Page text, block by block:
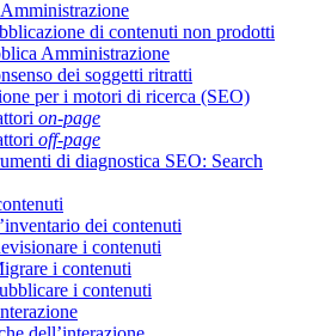
di contenuti non prodotti
Amministrazione
dei soggetti ritratti
per i motori di ricerca (SEO)
on-page
off-page
di diagnostica SEO: Search
dei contenuti
i contenuti
i contenuti
i contenuti